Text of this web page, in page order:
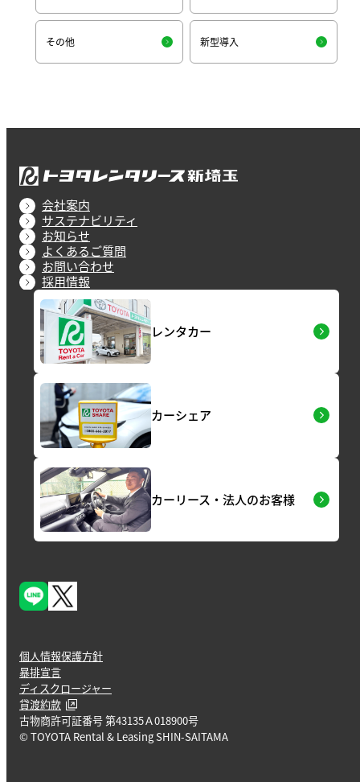
その他 新型導入
会社案内
サステナビリティ
お知らせ
よくあるご質問
お問い合わせ
採用情報
レンタカー
カーシェア
カーリース・法人のお客様
個人情報保護方針
暴排宣言
ディスクロージャー
貸渡約款
古物商許可証番号 第43135Ａ018900号
© TOYOTA Rental & Leasing SHIN-SAITAMA